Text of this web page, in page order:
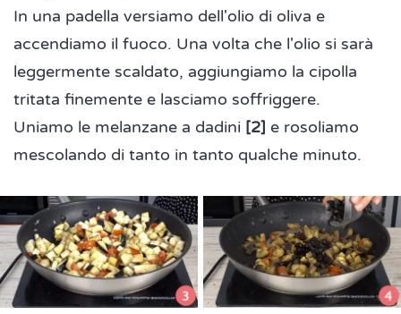
In una padella versiamo dell'olio di oliva e
accendiamo il fuoco. Una volta che l'olio si sarà
leggermente scaldato, aggiungiamo la cipolla
tritata finemente e lasciamo soffriggere.
Uniamo le melanzane a dadini [2] e rosoliamo
mescolando di tanto in tanto qualche minuto.